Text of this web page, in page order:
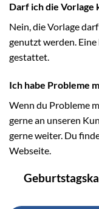
Darf ich die Vorlage
Nein, die Vorlage
genutzt werden.
gestattet.
Ich habe Probleme
Wenn du Probleme
gerne an unseren
gerne weiter. Du
Webseite.